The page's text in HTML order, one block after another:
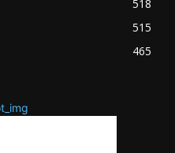
518
515
465